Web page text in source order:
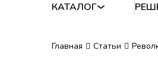
КАТАЛОГ
Главная Статьи